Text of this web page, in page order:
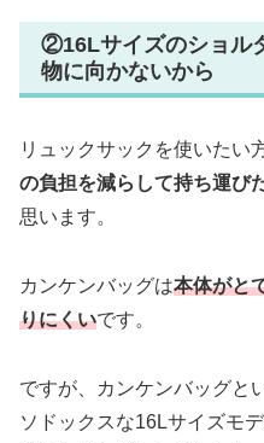
②16Lサイズのショル
物に向かないから
リュックサックを使いたい
の負担を減らして持ち運び
思います。
カンケンバッグは本体がと
りにくいです。
ですが、カンケンバッグと
ソドックスな16Lサイズモ